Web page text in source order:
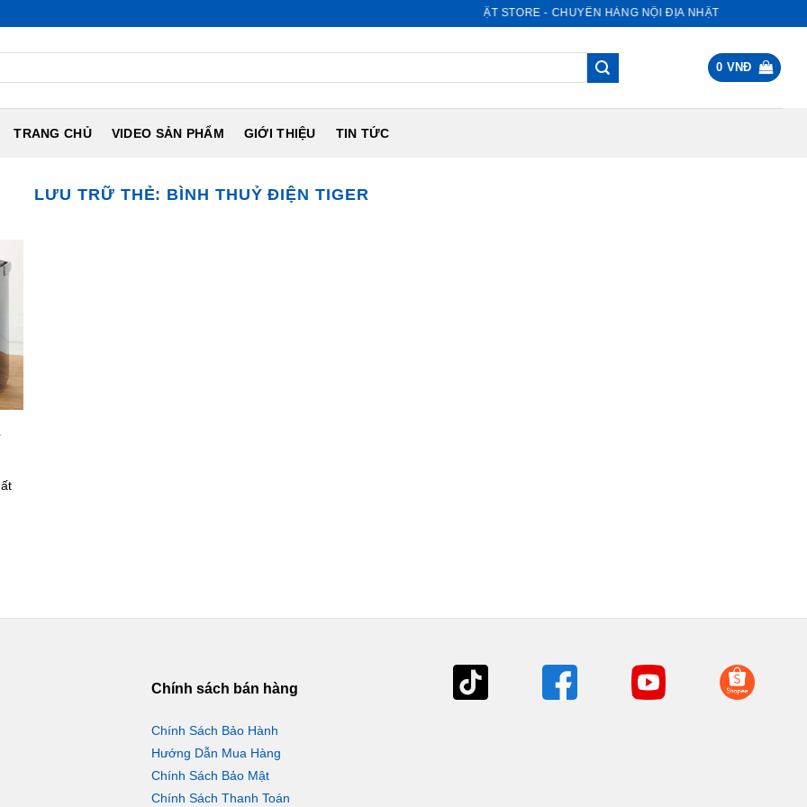
NỘI ĐỊA NHẬT STORE - CHUYÊN HÀNG NỘI ĐỊA NHẬT
0 VNĐ
TRANG CHỦ VIDEO SẢN PHẨM GIỚI THIỆU TIN TỨC
LƯU TRỮ THẺ: BÌNH THUỶ ĐIỆN TIGER
Chính sách bán hàng
Chính Sách Bảo Hành
Hướng Dẫn Mua Hàng
Chính Sách Bảo Mật
Chính Sách Thanh Toán